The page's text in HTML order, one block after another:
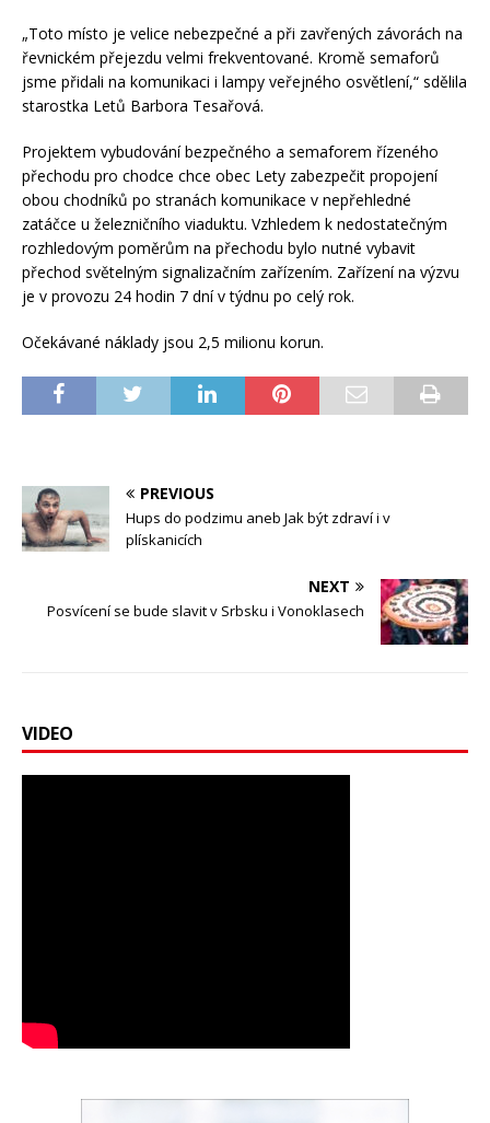
„Toto místo je velice nebezpečné a při zavřených závorách na
řevnickém přejezdu velmi frekventované. Kromě semaforů
jsme přidali na komunikaci i lampy veřejného osvětlení,“ sdělila
starostka Letů Barbora Tesařová.
Projektem vybudování bezpečného a semaforem řízeného
přechodu pro chodce chce obec Lety zabezpečit propojení
obou chodníků po stranách komunikace v nepřehledné
zatáčce u železničního viaduktu. Vzhledem k nedostatečným
rozhledovým poměrům na přechodu bylo nutné vybavit
přechod světelným signalizačním zařízením. Zařízení na výzvu
je v provozu 24 hodin 7 dní v týdnu po celý rok.
Očekávané náklady jsou 2,5 milionu korun.
PREVIOUS
Hups do podzimu aneb Jak být zdraví i v
plískanicích
NEXT
Posvícení se bude slavit v Srbsku i Vonoklasech
VIDEO